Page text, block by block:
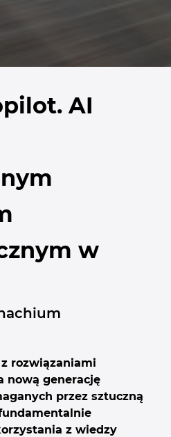
AI
w
rozwiązaniami
nową generację
przez sztuczną
z wiedzy